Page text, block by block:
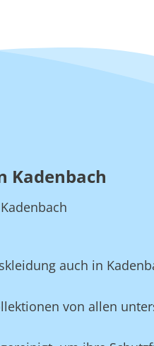
Kadenbach
auch in
von allen